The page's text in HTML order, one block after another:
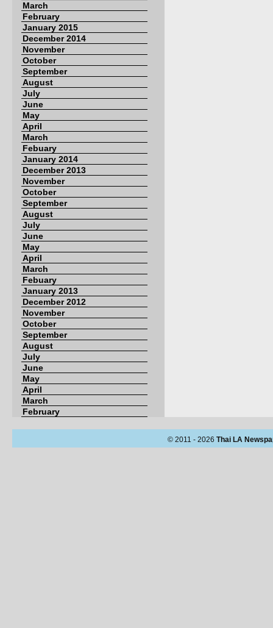
March
February
January 2015
December 2014
November
October
September
August
July
June
May
April
March
Febuary
January 2014
December 2013
November
October
September
August
July
June
May
April
March
Febuary
January 2013
December 2012
November
October
September
August
July
June
May
April
March
February
© 2011 - 2026 Thai LA